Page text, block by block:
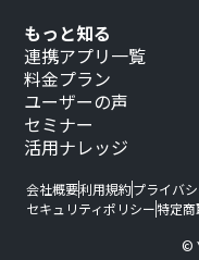
もっと知る
連携アプリ一覧
料金プラン
ユーザーの声
セミナー
活用ナレッジ
会社概要利用規約プライバ
セキュリティポリシー特定
©